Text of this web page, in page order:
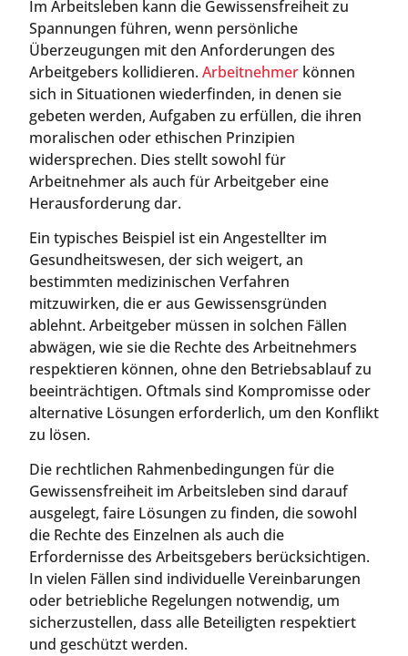
Im Arbeitsleben kann die Gewissensfreiheit zu
Spannungen führen, wenn persönliche
Überzeugungen mit den Anforderungen des
Arbeitgebers kollidieren. Arbeitnehmer können
sich in Situationen wiederfinden, in denen sie
gebeten werden, Aufgaben zu erfüllen, die ihren
moralischen oder ethischen Prinzipien
widersprechen. Dies stellt sowohl für
Arbeitnehmer als auch für Arbeitgeber eine
Herausforderung dar.
Ein typisches Beispiel ist ein Angestellter im
Gesundheitswesen, der sich weigert, an
bestimmten medizinischen Verfahren
mitzuwirken, die er aus Gewissensgründen
ablehnt. Arbeitgeber müssen in solchen Fällen
abwägen, wie sie die Rechte des Arbeitnehmers
respektieren können, ohne den Betriebsablauf zu
beeinträchtigen. Oftmals sind Kompromisse oder
alternative Lösungen erforderlich, um den Konflikt
zu lösen.
Die rechtlichen Rahmenbedingungen für die
Gewissensfreiheit im Arbeitsleben sind darauf
ausgelegt, faire Lösungen zu finden, die sowohl
die Rechte des Einzelnen als auch die
Erfordernisse des Arbeitsgebers berücksichtigen.
In vielen Fällen sind individuelle Vereinbarungen
oder betriebliche Regelungen notwendig, um
sicherzustellen, dass alle Beteiligten respektiert
und geschützt werden.